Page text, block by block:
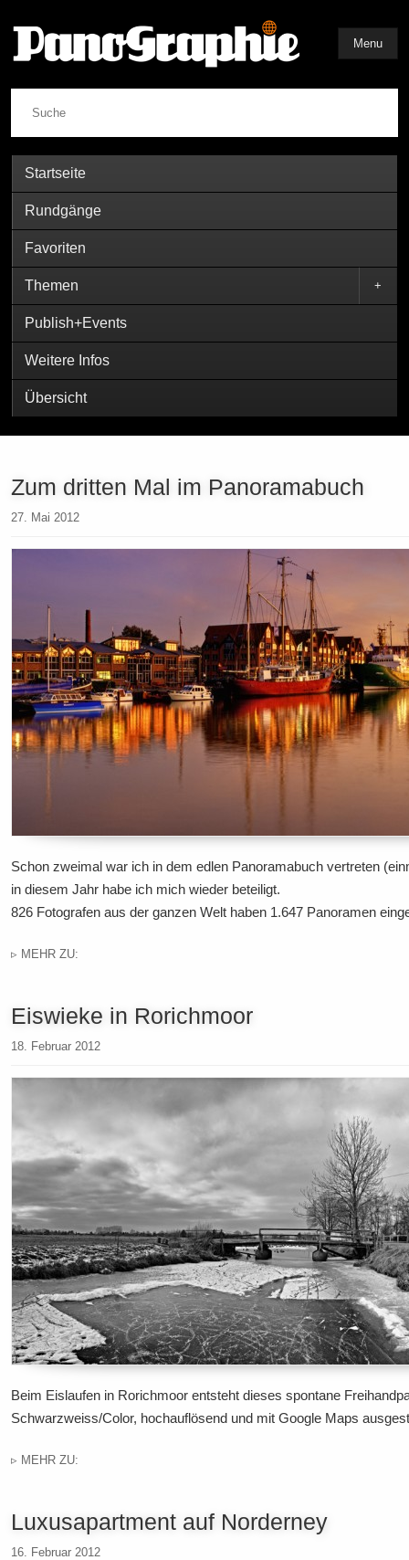
Suche
Menu
Startseite
Rundgänge
Favoriten
Themen +
Publish+Events
Weitere Infos
Übersicht
Zum dritten Mal im Panoramabuch
27. Mai 2012
Schon zweimal war ich in dem edlen Panoramabuch vertreten
in diesem Jahr habe ich mich wieder beteiligt.
826 Fotografen aus der ganzen Welt haben 1.647 Panoramen
▹ MEHR ZU:
Eiswieke in Rorichmoor
18. Februar 2012
Beim Eislaufen in Rorichmoor entsteht dieses spontane
Schwarzweiss/Color, hochauflösend und mit Google Maps
▹ MEHR ZU:
Luxusapartment auf Norderney
16. Februar 2012